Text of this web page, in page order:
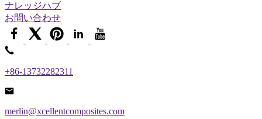
ナレッジハブ
お問い合わせ
+86-13732282311
merlin@xcellentcomposites.com